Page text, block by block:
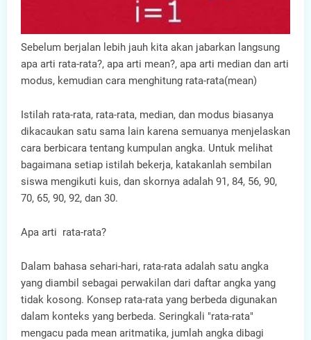
Sebelum berjalan lebih jauh kita akan jabarkan langsung
apa arti rata-rata?, apa arti mean?, apa arti median dan arti
modus, kemudian cara menghitung rata-rata(mean)
Istilah rata-rata, rata-rata, median, dan modus biasanya
dikacaukan satu sama lain karena semuanya menjelaskan
cara berbicara tentang kumpulan angka. Untuk melihat
bagaimana setiap istilah bekerja, katakanlah sembilan
siswa mengikuti kuis, dan skornya adalah 91, 84, 56, 90,
70, 65, 90, 92, dan 30.
Apa arti rata-rata?
Dalam bahasa sehari-hari, rata-rata adalah satu angka
yang diambil sebagai perwakilan dari daftar angka yang
tidak kosong. Konsep rata-rata yang berbeda digunakan
dalam konteks yang berbeda. Seringkali "rata-rata"
mengacu pada mean aritmatika, jumlah angka dibagi